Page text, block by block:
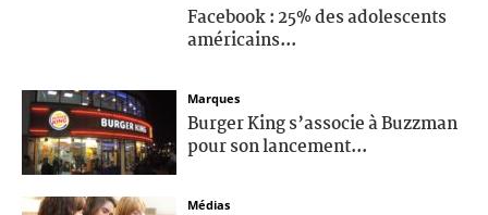
Facebook : 25% des adolescents
américains...
Marques
Burger King s’associe à Buzzman
pour son lancement...
Médias